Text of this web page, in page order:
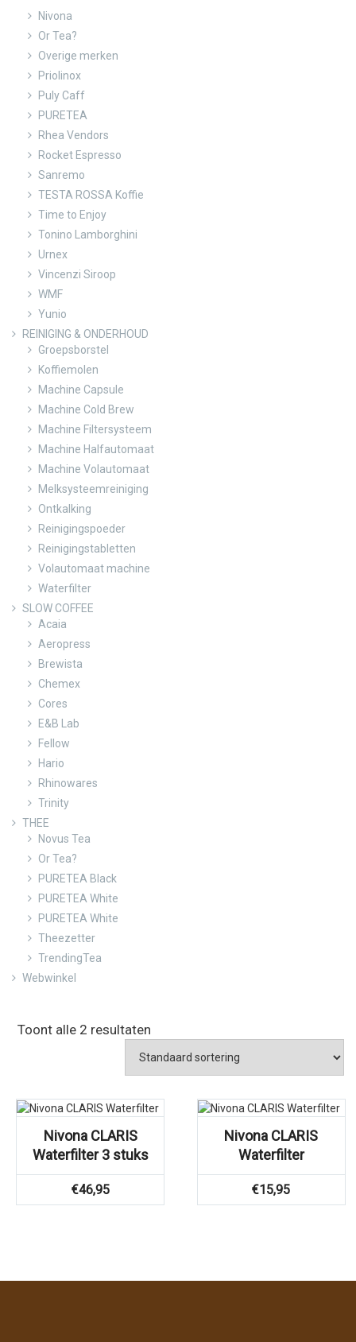
Nivona
Or Tea?
Overige merken
Priolinox
Puly Caff
PURETEA
Rhea Vendors
Rocket Espresso
Sanremo
TESTA ROSSA Koffie
Time to Enjoy
Tonino Lamborghini
Urnex
Vincenzi Siroop
WMF
Yunio
REINIGING & ONDERHOUD
Groepsborstel
Koffiemolen
Machine Capsule
Machine Cold Brew
Machine Filtersysteem
Machine Halfautomaat
Machine Volautomaat
Melksysteemreiniging
Ontkalking
Reinigingspoeder
Reinigingstabletten
Volautomaat machine
Waterfilter
SLOW COFFEE
Acaia
Aeropress
Brewista
Chemex
Cores
E&B Lab
Fellow
Hario
Rhinowares
Trinity
THEE
Novus Tea
Or Tea?
PURETEA Black
PURETEA White
PURETEA White
Theezetter
TrendingTea
Webwinkel
Toont alle 2 resultaten
Nivona CLARIS
Waterfilter 3 stuks
€46,95
Nivona CLARIS
Waterfilter
€15,95